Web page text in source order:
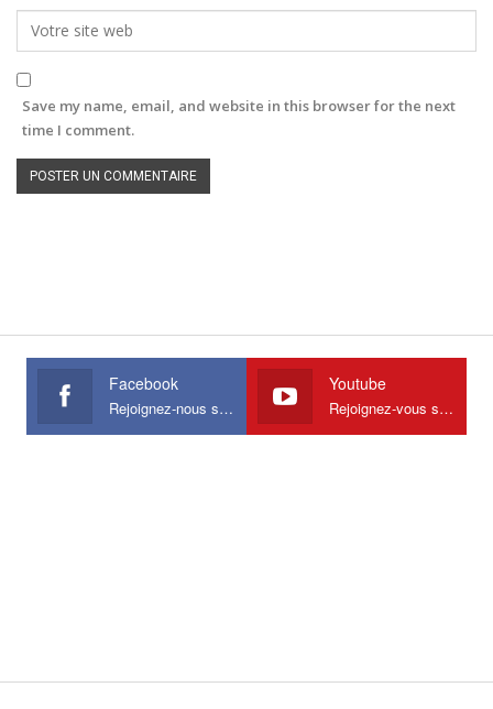
Save my name, email, and website in this browser for the next
time I comment.
Facebook
Rejoignez-nous sur Facebook
Youtube
Rejoignez-vous sur Youtube